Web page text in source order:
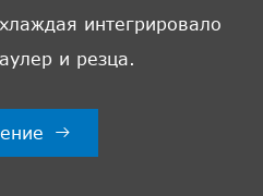
интегрировало
и резца.
